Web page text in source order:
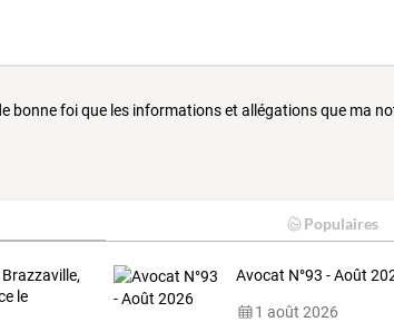
bonne foi que les informations et allégations que ma
Populaires
le
Avocat N°93 - Août
1 août 2026